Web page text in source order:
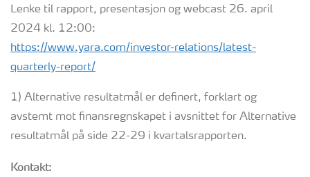
Lenke til rapport, presentasjon og webcast 26. april
2024 kl. 12:00:
https://www.yara.com/investor-relations/latest-
quarterly-report/
1) Alternative resultatmål er definert, forklart og
avstemt mot finansregnskapet i avsnittet for Alternative
resultatmål på side 22-29 i kvartalsrapporten.
Kontakt: